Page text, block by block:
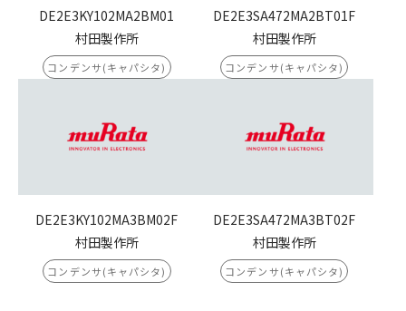
DE2E3KY102MA2BM01
村田製作所
コンデンサ(キャパシタ)
DE2E3SA472MA2BT01F
村田製作所
コンデンサ(キャパシタ)
DE2E3KY102MA3BM02F
村田製作所
コンデンサ(キャパシタ)
DE2E3SA472MA3BT02F
村田製作所
コンデンサ(キャパシタ)